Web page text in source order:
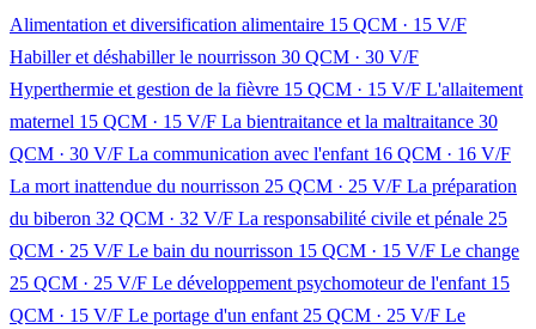
Alimentation et diversification alimentaire 15 QCM · 15 V/F
Habiller et déshabiller le nourrisson 30 QCM · 30 V/F
Hyperthermie et gestion de la fièvre 15 QCM · 15 V/F L'allaitement
maternel 15 QCM · 15 V/F La bientraitance et la maltraitance 30
QCM · 30 V/F La communication avec l'enfant 16 QCM · 16 V/F
La mort inattendue du nourrisson 25 QCM · 25 V/F La préparation
du biberon 32 QCM · 32 V/F La responsabilité civile et pénale 25
QCM · 25 V/F Le bain du nourrisson 15 QCM · 15 V/F Le change
25 QCM · 25 V/F Le développement psychomoteur de l'enfant 15
QCM · 15 V/F Le portage d'un enfant 25 QCM · 25 V/F Le